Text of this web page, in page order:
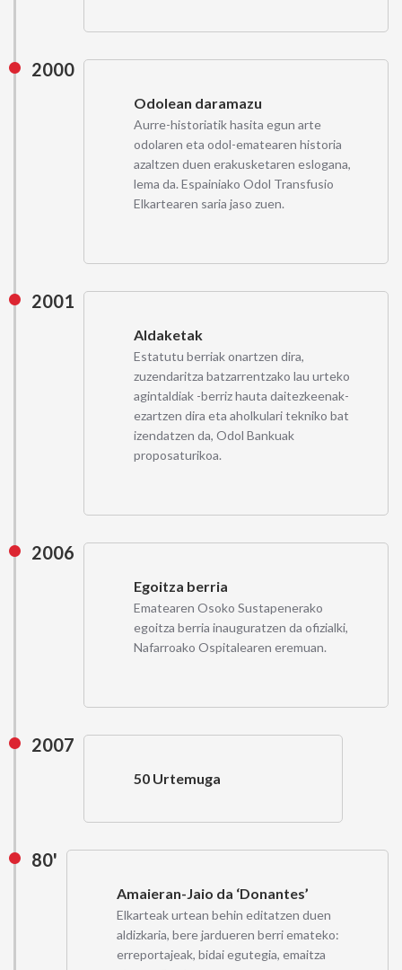
2000
Odolean daramazu
Aurre-historiatik hasita egun arte
odolaren eta odol-ematearen historia
azaltzen duen erakusketaren eslogana,
lema da. Espainiako Odol Transfusio
Elkartearen saria jaso zuen.
2001
Aldaketak
Estatutu berriak onartzen dira,
zuzendaritza batzarrentzako lau urteko
agintaldiak -berriz hauta daitezkeenak-
ezartzen dira eta aholkulari tekniko bat
izendatzen da, Odol Bankuak
proposaturikoa.
2006
Egoitza berria
Ematearen Osoko Sustapenerako
egoitza berria inauguratzen da ofizialki,
Nafarroako Ospitalearen eremuan.
2007
50 Urtemuga
80'
Amaieran-Jaio da ‘Donantes’
Elkarteak urtean behin editatzen duen
aldizkaria, bere jardueren berri emateko:
erreportajeak, bidai egutegia, emaitza